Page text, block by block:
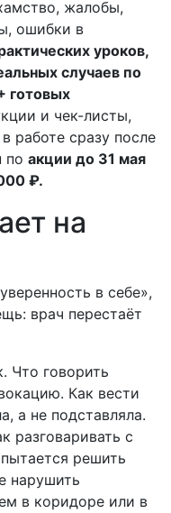
жалобы,
ошибки в
уроков,
случаев по
готовых
и чек-листы,
работе сразу после
по акции до 31 мая
₽.
на
в себе»,
врач перестаёт
Что говорить
Как вести
а не подставляла.
разговаривать с
решить
нарушить
в коридоре или в